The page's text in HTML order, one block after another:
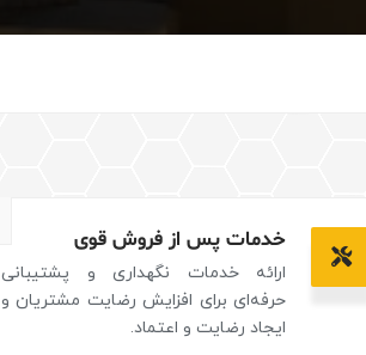
خدمات پس از فروش قوی
ارائه خدمات نگهداری و پشتیبانی
حرفه‌ای برای افزایش رضایت مشتریان و
ایجاد رضایت و اعتماد.